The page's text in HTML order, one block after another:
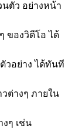
นตัว อย่างหน้า
ของวิดีโอ ได้
วอย่าง ได้ทันที
วต่างๆ ภายใน
ๆ เช่น